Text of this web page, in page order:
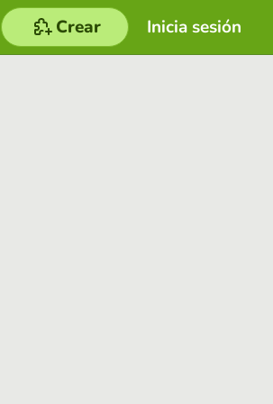
Inicia sesión
Crear